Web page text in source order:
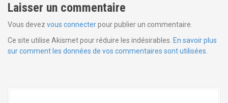
o
n
d
Laisser un commentaire
Vous devez vous connecterpour publier un commentaire.
Ce site utilise Akismet pour réduire les indésirables. En savoir plus
sur comment les données de vos commentaires sont utilisées